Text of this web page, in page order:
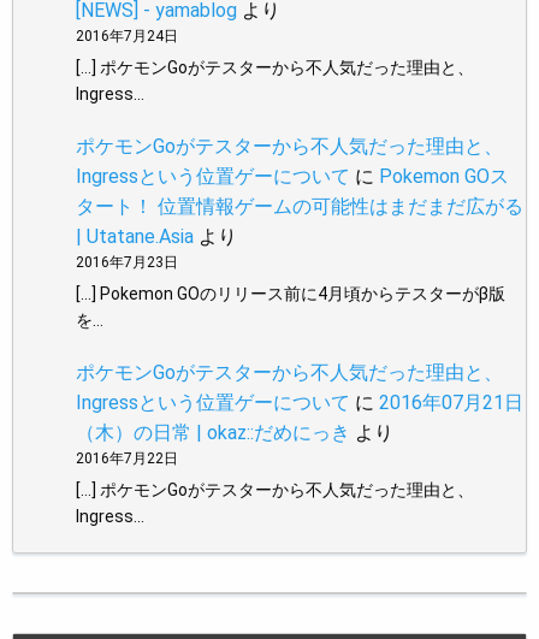
[NEWS] - yamablog より
2016年7月24日
[…] ポケモンGoがテスターから不人気だった理由と、
Ingress…
ポケモンGoがテスターから不人気だった理由と、
Ingressという位置ゲーについて に Pokemon GOス
タート！ 位置情報ゲームの可能性はまだまだ広がる
| Utatane.Asia より
2016年7月23日
[…] Pokemon GOのリリース前に4月頃からテスターがβ版
を…
ポケモンGoがテスターから不人気だった理由と、
Ingressという位置ゲーについて に 2016年07月21日
（木）の日常 | okaz::だめにっき より
2016年7月22日
[…] ポケモンGoがテスターから不人気だった理由と、
Ingress…